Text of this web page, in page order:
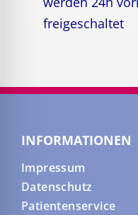
freigeschaltet
INFORMATIONEN
Impressum
Datenschutz
Patientenservice